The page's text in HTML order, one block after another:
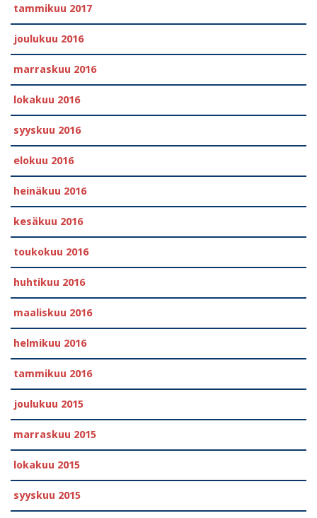
tammikuu 2017
joulukuu 2016
marraskuu 2016
lokakuu 2016
syyskuu 2016
elokuu 2016
heinäkuu 2016
kesäkuu 2016
toukokuu 2016
huhtikuu 2016
maaliskuu 2016
helmikuu 2016
tammikuu 2016
joulukuu 2015
marraskuu 2015
lokakuu 2015
syyskuu 2015